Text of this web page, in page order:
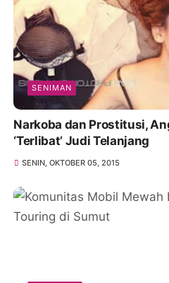
SENIMAN
Narkoba dan Prostitusi,
‘Terlibat’ Judi Telanjang
SENIN, OKTOBER 05, 2015